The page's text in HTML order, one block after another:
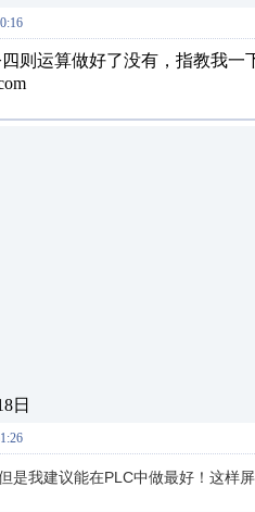
则运算做好了没有，指教我一
日
是我建议能在PLC中做最好！这样屏